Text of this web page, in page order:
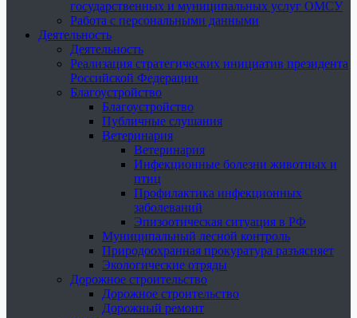
государственных и муниципальных услуг ОМСУ
Работа с персональными данными
Деятельность
Деятельность
Реализация стратегических инициатив президента
Российской Федерации
Благоустройство
Благоустройство
Публичные слушания
Ветеринария
Ветеринария
Инфекционные болезни животных и
птиц
Профилактика инфекционных
заболеваний
Эпизоотическая ситуация в РФ
Муниципальный лесной контроль
Природоохранная прокуратура разъясняет
Экологические отряды
Дорожное строительство
Дорожное строительство
Дорожный ремонт